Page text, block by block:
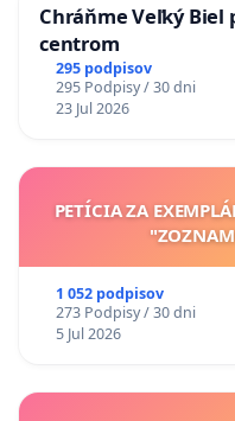
Chráňme Veľký Biel
centrom
295 podpisov
295 Podpisy / 30 dni
23 Jul 2026
PETÍCIA ZA
1 052 podpisov
273 Podpisy / 30 dni
5 Jul 2026